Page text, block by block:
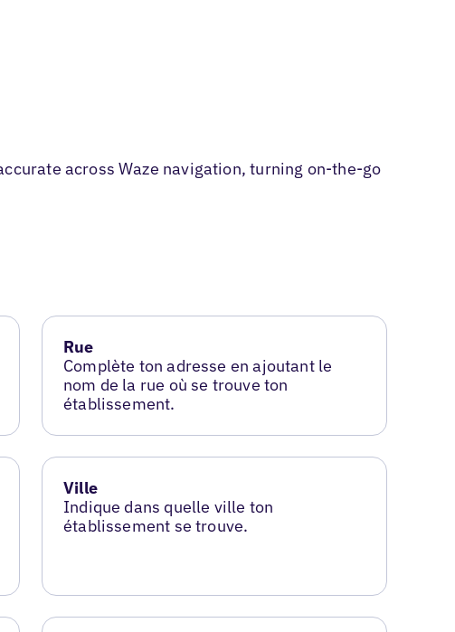
across Waze navigation, turning on-the-go
Rue
Complète ton adresse en ajoutant le
nom de la rue où se trouve ton
établissement.
Ville
Indique dans quelle ville ton
établissement se trouve.